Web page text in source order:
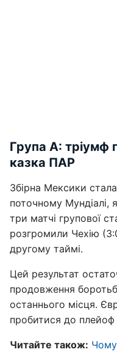
Група А: тріумф
казка ПАР
Збірна Мексики
поточному Мундіалі,
три матчі групової
розгромили Чехію
другому таймі.
Цей результат
продовження
останнього місця.
пробитися до
Читайте також: